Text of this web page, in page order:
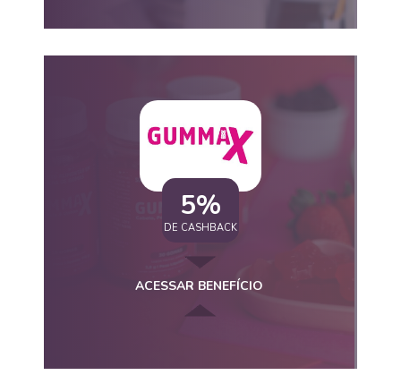
5%
DE CASHBACK
ACESSAR BENEFÍCIO